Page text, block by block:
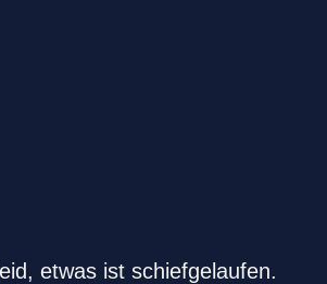
etwas ist schiefgelaufen.